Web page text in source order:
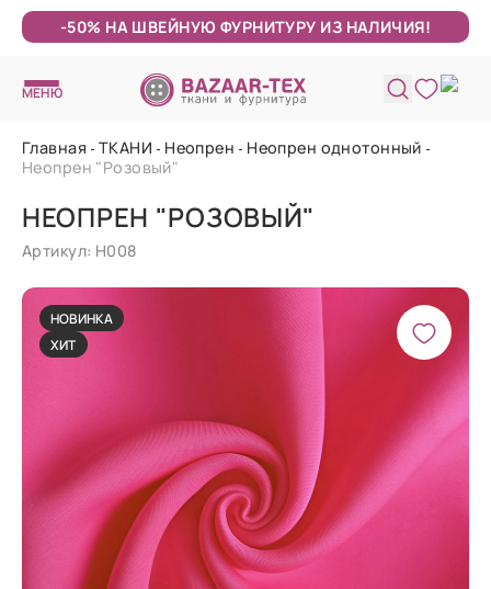
-50% НА ШВЕЙНУЮ ФУРНИТУРУ ИЗ НАЛИЧИЯ!
МЕНЮ
Главная ТКАНИ Неопрен
Неопрен однотонный
Неопрен "Розовый"
НЕОПРЕН "РОЗОВЫЙ"
Артикул: Н008
НОВИНКА
ХИТ